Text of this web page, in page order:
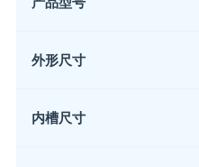
外形尺寸
内槽尺寸